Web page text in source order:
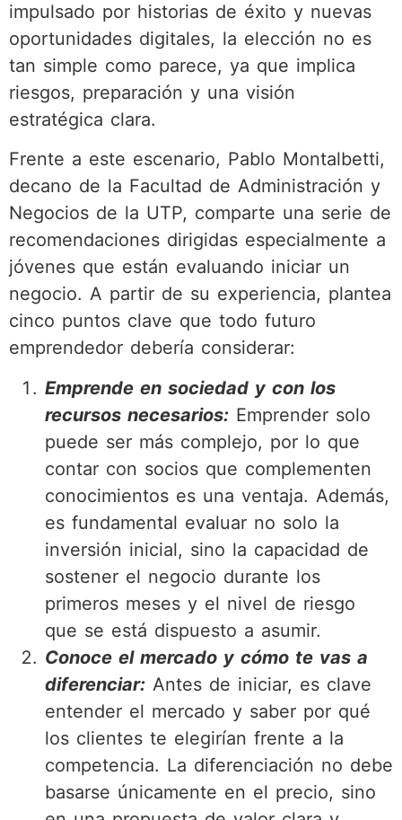
impulsado por historias de éxito y nuevas
oportunidades digitales, la elección no es
tan simple como parece, ya que implica
riesgos, preparación y una visión
estratégica clara.
Frente a este escenario, Pablo Montalbetti,
decano de la Facultad de Administración y
Negocios de la UTP, comparte una serie de
recomendaciones dirigidas especialmente a
jóvenes que están evaluando iniciar un
negocio. A partir de su experiencia, plantea
cinco puntos clave que todo futuro
emprendedor debería considerar:
Emprende en sociedad y con los
recursos necesarios: Emprender solo
puede ser más complejo, por lo que
contar con socios que complementen
conocimientos es una ventaja. Además,
es fundamental evaluar no solo la
inversión inicial, sino la capacidad de
sostener el negocio durante los
primeros meses y el nivel de riesgo
que se está dispuesto a asumir.
Conoce el mercado y cómo te vas a
diferenciar: Antes de iniciar, es clave
entender el mercado y saber por qué
los clientes te elegirían frente a la
competencia. La diferenciación no debe
basarse únicamente en el precio, sino